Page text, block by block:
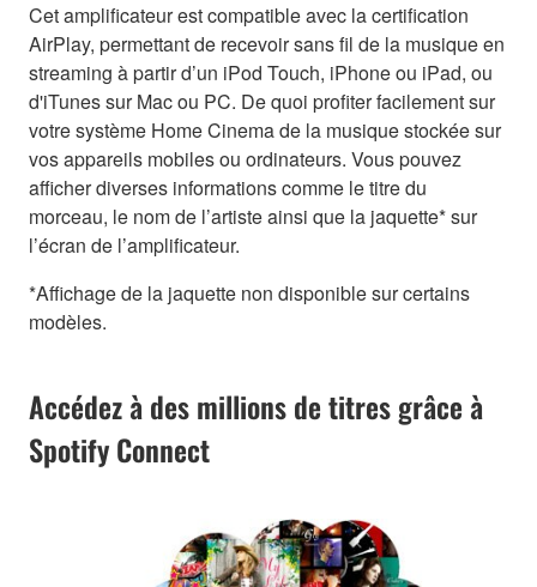
Cet amplificateur est compatible avec la certification
AirPlay, permettant de recevoir sans fil de la musique en
streaming à partir d’un iPod Touch, iPhone ou iPad, ou
d'iTunes sur Mac ou PC. De quoi profiter facilement sur
votre système Home Cinema de la musique stockée sur
vos appareils mobiles ou ordinateurs. Vous pouvez
afficher diverses informations comme le titre du
morceau, le nom de l’artiste ainsi que la jaquette* sur
l’écran de l’amplificateur.
*Affichage de la jaquette non disponible sur certains
modèles.
Accédez à des millions de titres grâce à
Spotify Connect